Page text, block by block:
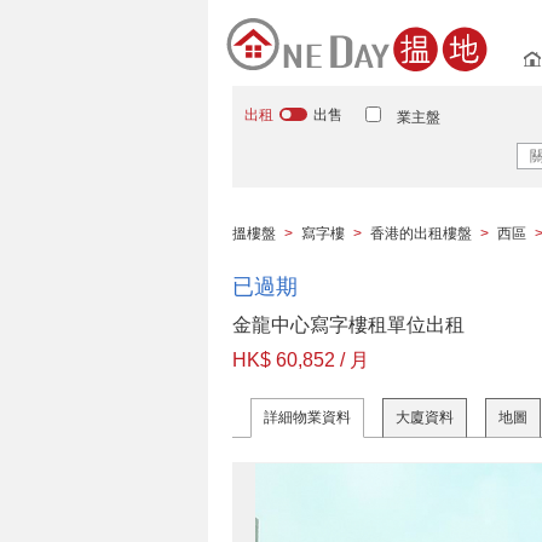
出租 出售 業主盤
搵樓盤 > 寫字樓 > 香港的出租樓盤 > 西區 >
已過期
金龍中心寫字樓租單位出租
HK$ 60,852 / 月
詳細物業資料 大廈資料 地圖